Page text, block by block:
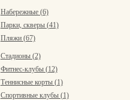
Набережные (6)
Парки, скверы (41)
Пляжи (67)
Стадионы (2)
Фитнес-клубы (12)
Теннисные корты (1)
Спортивные клубы (1)